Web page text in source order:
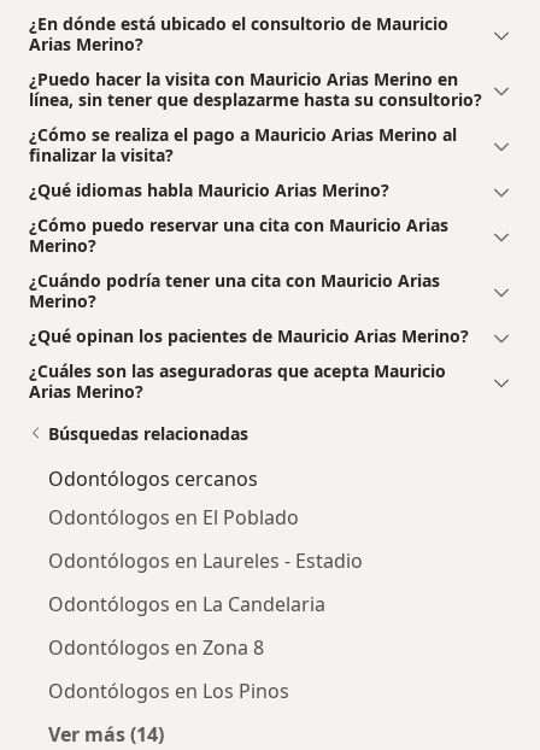
¿En dónde está ubicado el consultorio de Mauricio
Arias Merino?
¿Puedo hacer la visita con Mauricio Arias Merino en
línea, sin tener que desplazarme hasta su consultorio?
¿Cómo se realiza el pago a Mauricio Arias Merino al
finalizar la visita?
¿Qué idiomas habla Mauricio Arias Merino?
¿Cómo puedo reservar una cita con Mauricio Arias
Merino?
¿Cuándo podría tener una cita con Mauricio Arias
Merino?
¿Qué opinan los pacientes de Mauricio Arias Merino?
¿Cuáles son las aseguradoras que acepta Mauricio
Arias Merino?
Búsquedas relacionadas
Odontólogos cercanos
Odontólogos en El Poblado
Odontólogos en Laureles - Estadio
Odontólogos en La Candelaria
Odontólogos en Zona 8
Odontólogos en Los Pinos
Ver más (14)